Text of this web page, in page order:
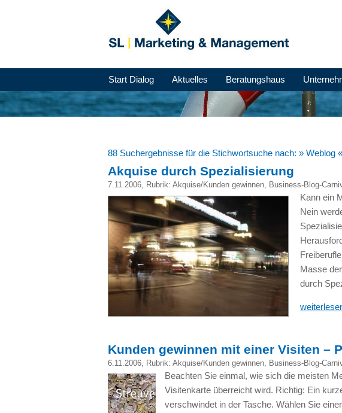
Start Dialog Aktuelles Beratungshaus
88 Suchergebnisse für die Stichwortsuche nach: » Weblog «
Akquise durch Spezialisierung
7.11.2006, Rubrik: Akquise/Kunden gewinnen, Business-Blog-
Kann ein
Nein
Masse
durch
Kunden gewinnen mit einer Visiten –
6.11.2006, Rubrik: Akquise/Kunden gewinnen, Business-Blog-
Beachten Sie einmal, wie sich die meisten
Visitenkarte überreicht wird. Richtig: Ein
verschwindet in der Tasche. Wählen Sie